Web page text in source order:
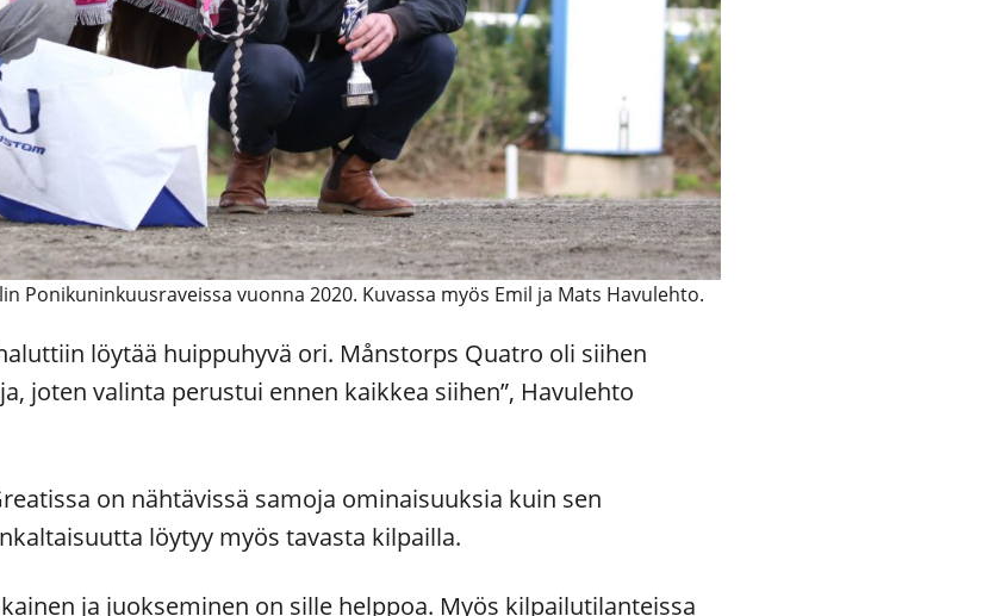
Ponikuninkuusraveissa vuonna 2020. Kuvassa myös Emil ja Mats Havulehto.
löytää huippuhyvä ori. Månstorps Quatro oli siihen
joten valinta perustui ennen kaikkea siihen”, Havulehto
on nähtävissä samoja ominaisuuksia kuin sen
löytyy myös tavasta kilpailla.
ja juokseminen on sille helppoa. Myös kilpailutilanteissa